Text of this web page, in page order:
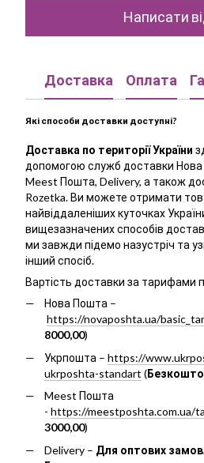
Написати
Доставка Оплата
Які способи доставки доступні?
Доставка по території України
допомогою служб доставки
Meest Пошта, Delivery, а також
Rozetka. Ви можете отримати
найвіддаленіших куточках
вищезазначених способів
ми завжди підемо назустріч та
інший спосіб.
Вартість доставки за тарифами
Нова Пошта –
https://novaposhta.ua/
8000,00)
Укрпошта – https://
ukrposhta-standart (
Meest Пошта
- https://meestposhta.com.ua/
3000,00)
Delivery – Для оптових